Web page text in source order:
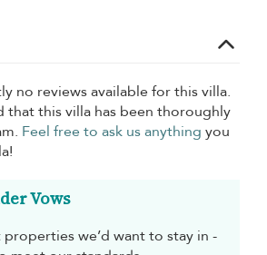
no reviews available for this villa.
that this villa has been thoroughly
Feel free to ask us anything you
Vows
we’d want to stay in -